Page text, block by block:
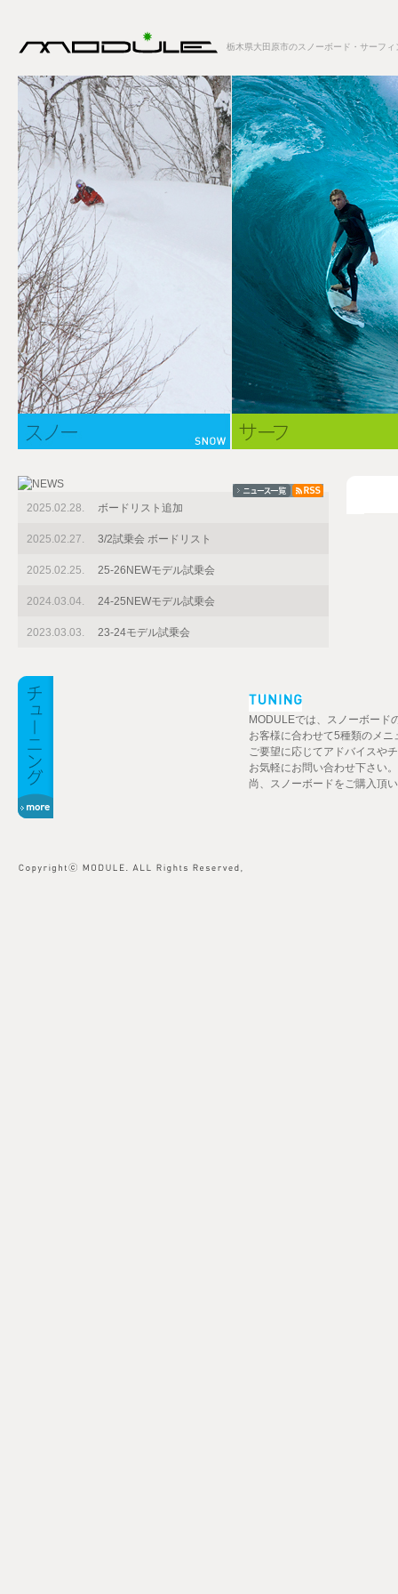
栃木県大田原市のスノーボード・サーフ
2025.02.28. ボードリスト追加
2025.02.27. 3/2試乗会 ボードリスト
2025.02.25. 25-26NEWモデル試乗会
2024.03.04. 24-25NEWモデル試乗会
2023.03.03. 23-24モデル試乗会
MODULEでは、スノーボード
お客様に合わせて5種類のメ
ご要望に応じてアドバイスや
お気軽にお問い合わせ下さい。
尚、スノーボードをご購入頂